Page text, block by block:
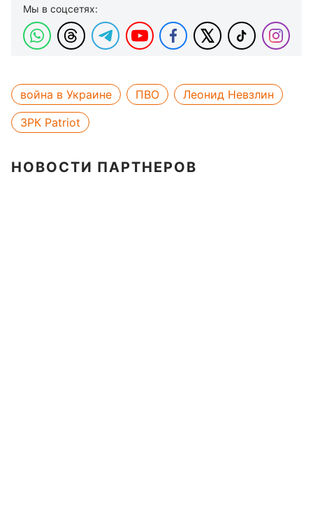
Мы в соцсетях:
война в Украине ПВО
Леонид Невзлин
ЗРК Patriot
НОВОСТИ ПАРТНЕРОВ